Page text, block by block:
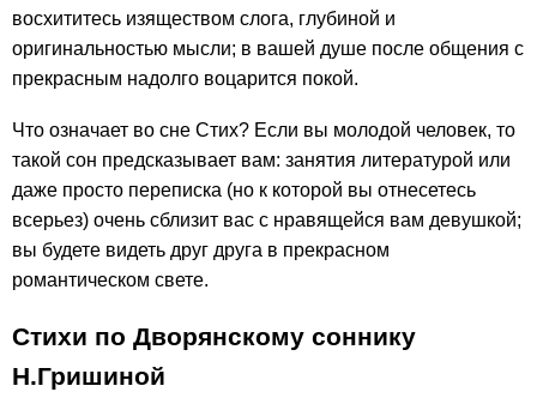
восхититесь изяществом слога, глубиной и
оригинальностью мысли; в вашей душе после общения с
прекрасным надолго воцарится покой.
Что означает во сне Стих? Если вы молодой человек, то
такой сон предсказывает вам: занятия литературой или
даже просто переписка (но к которой вы отнесетесь
всерьез) очень сблизит вас с нравящейся вам девушкой;
вы будете видеть друг друга в прекрасном
романтическом свете.
Стихи по Дворянскому соннику
Н.Гришиной